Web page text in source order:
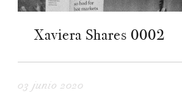
Xaviera Shares 0002
03 junio 2020